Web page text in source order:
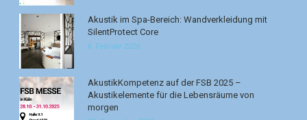
Akustik im Spa-Bereich: Wandverkleidung mit
SilentProtect Core
6. Februar 2026
AkustikKompetenz auf der FSB 2025 –
Akustikelemente für die Lebensräume von
morgen